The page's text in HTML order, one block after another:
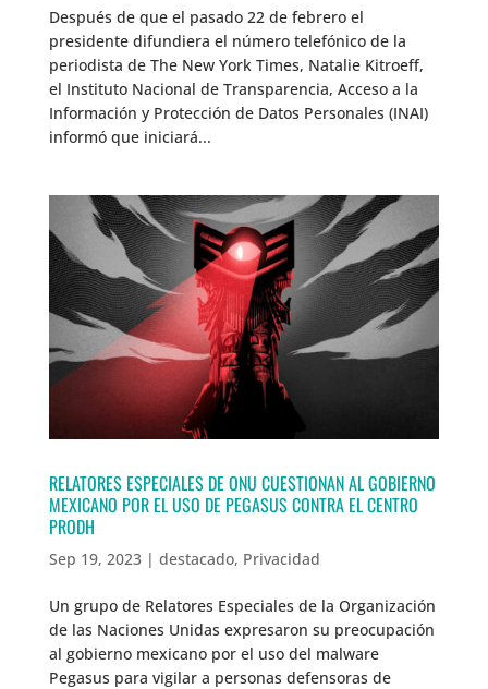
Después de que el pasado 22 de febrero el
presidente difundiera el número telefónico de la
periodista de The New York Times, Natalie Kitroeff,
el Instituto Nacional de Transparencia, Acceso a la
Información y Protección de Datos Personales (INAI)
informó que iniciará...
RELATORES ESPECIALES DE ONU CUESTIONAN AL GOBIERNO
MEXICANO POR EL USO DE PEGASUS CONTRA EL CENTRO
PRODH
Sep 19, 2023| destacado, Privacidad
Un grupo de Relatores Especiales de la Organización
de las Naciones Unidas expresaron su preocupación
al gobierno mexicano por el uso del malware
Pegasus para vigilar a personas defensoras de